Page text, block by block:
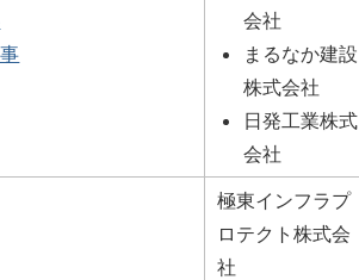
会社
まるなか建設
株式会社
日発工業株式
会社
極東インフラプ
ロテクト株式会
社